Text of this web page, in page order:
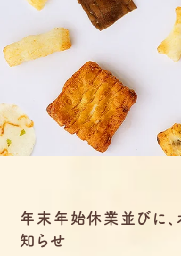
年末年始休業並びに、
知らせ